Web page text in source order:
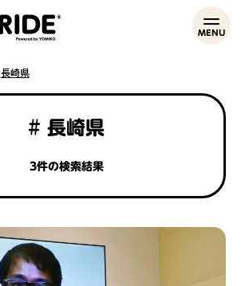
MENU
長崎県
# 長崎県
3件の検索結果